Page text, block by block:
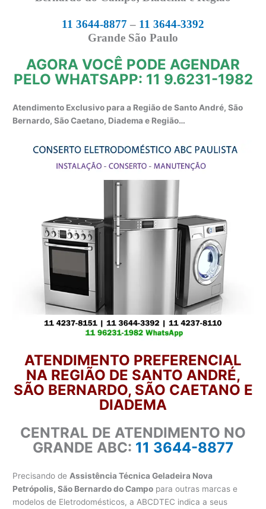
11 3644-8877 – 11 3644-3392
Grande São Paulo
AGORA VOCÊ PODE AGENDAR
PELO WHATSAPP: 11 9.6231-1982
Atendimento Exclusivo para a Região de Santo André, São
Bernardo, São Caetano, Diadema e Região…
ATENDIMENTO PREFERENCIAL
NA REGIÃO DE SANTO ANDRÉ,
SÃO BERNARDO, SÃO CAETANO E
DIADEMA
CENTRAL DE ATENDIMENTO NO
GRANDE ABC: 11 3644-8877
Precisando de Assistência Técnica Geladeira Nova
Petrópolis, São Bernardo do Campo para outras marcas e
modelos de Eletrodomésticos, a ABCDTEC indica a seus